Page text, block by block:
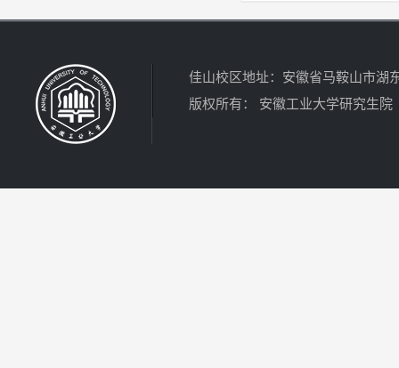
佳山校区地址：安徽省马鞍山市湖
版权所有： 安徽工业大学研究生